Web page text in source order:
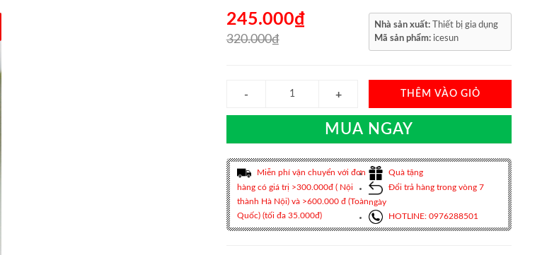
245.000₫
320.000₫
Nhà sản xuất:
Thiết bị gia dụng
Mã sản phẩm: icesun
THÊM VÀO GIỎ
MUA NGAY
Miễn phí vận chuyển với đơn
hàng có giá trị >300.000đ ( Nội
thành Hà Nội) và >600.000 đ (Toàn
Quốc) (tối đa 35.000đ)
Quà tặng
Đổi trả hàng trong vòng 7
ngày
HOTLINE: 0976288501